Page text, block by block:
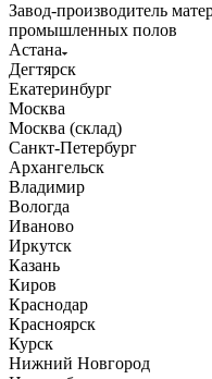
Завод-производитель
промышленных полов
Астана
Дегтярск
Екатеринбург
Москва
Москва (склад)
Санкт-Петербург
Архангельск
Владимир
Вологда
Иваново
Иркутск
Казань
Киров
Краснодар
Красноярск
Курск
Нижний Новгород